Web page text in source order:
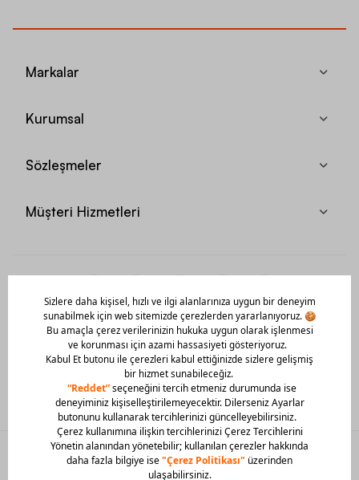
Markalar
Kurumsal
Sözleşmeler
Müşteri Hizmetleri
Mobil Uygulamamızı Hemen İndir!